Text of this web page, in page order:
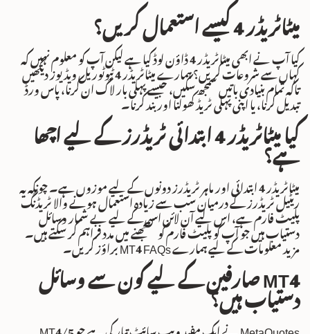
میٹاٹریڈر 4 کیسے استعمال کریں؟
کیا آپ نے ابھی میٹاٹریڈر 4 ڈاؤن لوڈ کیا ہے لیکن آپ کو معلوم نہیں کہ
کہاں سے شروعات کریں؟ ہمارے میٹاٹریڈر 4 ٹیوٹوریل ویڈیوز دیکھیں
تاکہ تمام بنیادی باتیں سمجھ سکیں، جیسے پہلی بار لاگ ان کرنا، پاس ورڈ
تبدیل کرنا، یا اپنی پہلی ٹریڈ کھولنا اور بند کرنا۔
کیا میٹاٹریڈر 4 ابتدائی ٹریڈرز کے لیے اچھا ہے؟
میٹاٹریڈر 4 ابتدائی اور ماہر ٹریڈرز دونوں کے لیے موزوں ہے۔ چونکہ یہ
ریٹیل ٹریڈرز کے درمیان سب سے زیادہ استعمال ہونے والا ٹریڈنگ
پلیٹ فارم ہے، اس لیے آن لائن اس کے لیے بے شمار وسائل
دستیاب ہیں جو آپ کو پلیٹ فارم کو سمجھنے میں مدد فراہم کر سکتے ہیں۔
مزید معلومات کے لیے ہمارے MT4 FAQs براؤز کریں۔
MT4 صارفین کے لیے کون سے وسائل
دستیاب ہیں؟